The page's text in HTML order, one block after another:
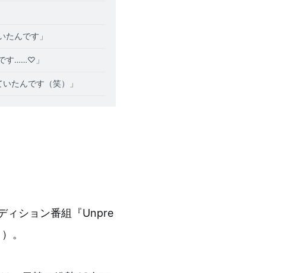
たんです」
す……♡」
たんです（笑）」
ィション番組『Unpre
。